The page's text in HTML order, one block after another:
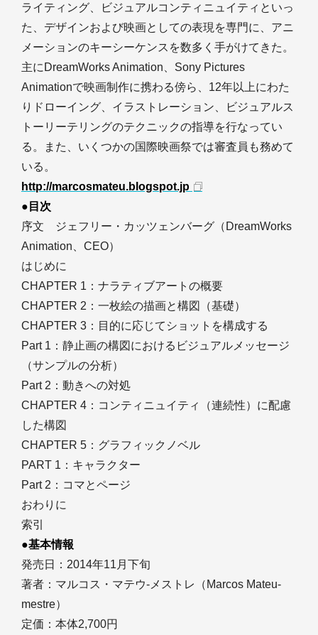
ライティング、ビジュアルコンティニュイティといっ
た、デザインおよび映画としての表現を専門に、アニ
メーションのキーシーケンスを数多く手がけてきた。
主にDreamWorks Animation、Sony Pictures
Animationで映画制作に携わる傍ら、12年以上にわた
りドローイング、イラストレーション、ビジュアルス
トーリーテリングのテクニックの指導を行なってい
る。また、いくつかの国際映画祭では審査員も務めて
いる。
http://marcosmateu.blogspot.jp
●目次
序文 ジェフリー・カッツェンバーグ（DreamWorks
Animation、CEO）
はじめに
CHAPTER 1：ナラティブアートの概要
CHAPTER 2：一枚絵の描画と構図（基礎）
CHAPTER 3：目的に応じてショットを構成する
Part 1：静止画の構図におけるビジュアルメッセージ
（サンプルの分析）
Part 2：動きへの対処
CHAPTER 4：コンティニュイティ（連続性）に配慮
した構図
CHAPTER 5：グラフィックノベル
PART 1：キャラクター
Part 2：コマとページ
おわりに
索引
●基本情報
発売日：2014年11月下旬
著者：マルコス・マテウ-メストレ（Marcos Mateu-
mestre）
定価：本体2,700円